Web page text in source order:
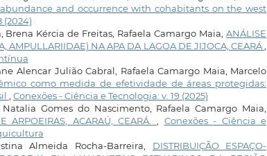
and occurrence with cohabitants on the west
(2024)
Kércia de Freitas, Rafaela Camargo Maia,ANÁLISE
AMPULLARIIDAE) NA APA DA LAGOA DE JIJOCA, CEARÁ
Alencar Julião Cabral, Rafaela Camargo Maia, Marcelo
como medida de efetividade de áreas protegidas:
Conexões - Ciência e Tecnologia: v. 19 (2025)
Gomes do Nascimento, Rafaela Camargo Maia,
ACARAÚ, CEARÁ.
Conexões - Ciência e
Almeida Rocha-Barreira, DISTRIBUIÇÃO ESPAÇO-